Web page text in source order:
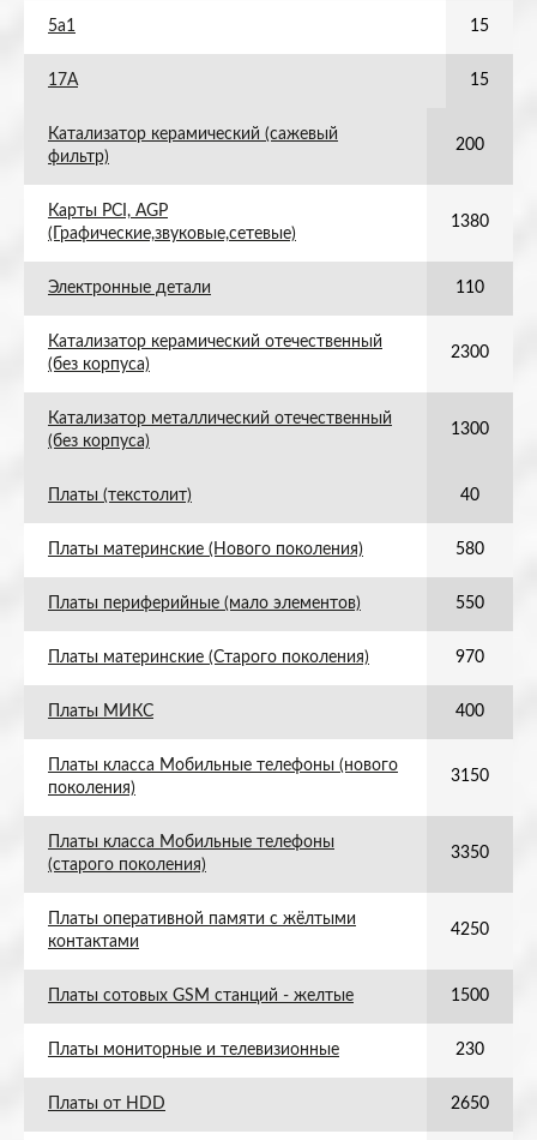
5а1 15
17А 15
Катализатор керамический (сажевый
фильтр)
200
Карты PCI, AGP
(Графические,звуковые,сетевые)
1380
Электронные детали 110
Катализатор керамический отечественный
(без корпуса)
2300
Катализатор металлический отечественный
(без корпуса)
1300
Платы (текстолит) 40
Платы материнские (Нового поколения) 580
Платы периферийные (мало элементов) 550
Платы материнские (Старого поколения) 970
Платы МИКС 400
Платы класса Мобильные телефоны (нового
поколения)
3150
Платы класса Мобильные телефоны
(старого поколения)
3350
Платы оперативной памяти с жёлтыми
контактами
4250
Платы сотовых GSM станций - желтые 1500
Платы мониторные и телевизионные 230
Платы от HDD 2650